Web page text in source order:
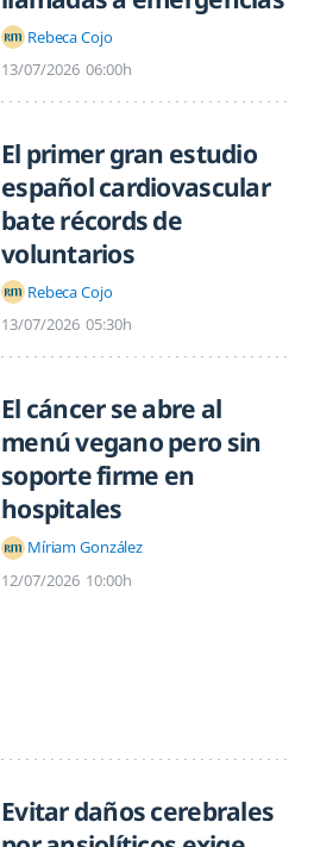
Rebeca Cojo
13/07/2026 06:00h
El primer gran estudio
español cardiovascular
bate récords de
voluntarios
Rebeca Cojo
13/07/2026 05:30h
El cáncer se abre al
menú vegano pero sin
soporte firme en
hospitales
Míriam González
12/07/2026 10:00h
Evitar daños cerebrales